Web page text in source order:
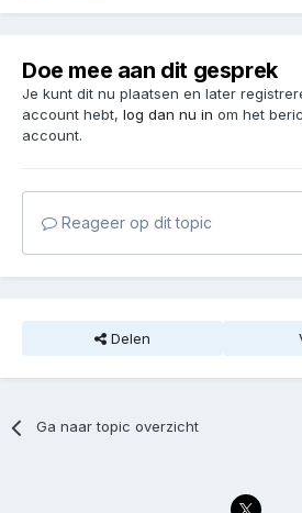
Doe mee aan dit gesprek
Je kunt dit nu plaatsen en later
account hebt, log dan nu in om het
account.
Reageer op dit topic
Delen
Ga naar topic overzicht